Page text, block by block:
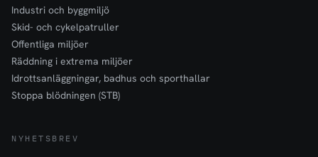
Industri och byggmiljö
Skid- och cykelpatruller
Offentliga miljöer
Räddning i extrema miljöer
Idrottsanläggningar, badhus och sporthallar
Stoppa blödningen (STB)
NYHETSBREV